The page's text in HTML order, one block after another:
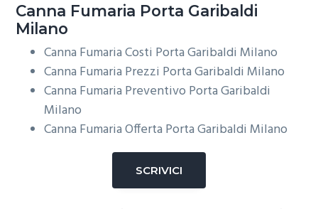
Canna Fumaria Porta Garibaldi
Milano
Canna Fumaria Costi Porta Garibaldi Milano
Canna Fumaria Prezzi Porta Garibaldi Milano
Canna Fumaria Preventivo Porta Garibaldi
Milano
Canna Fumaria Offerta Porta Garibaldi Milano
SCRIVICI